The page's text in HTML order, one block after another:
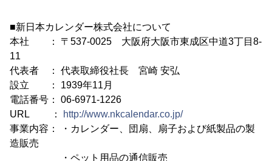
■新日本カレンダー株式会社について
本社 ： 〒537-0025 大阪府大阪市東成区中道3丁目8-
11
代表者 ： 代表取締役社長 宮崎 安弘
設立 ： 1939年11月
電話番号： 06-6971-1226
URL ：
http://www.nkcalendar.co.jp/
事業内容： ・カレンダー、団扇、扇子および紙製品の製
造販売
・ペット用品の通信販売